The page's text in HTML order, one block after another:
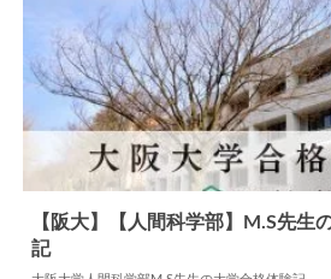
【阪大】【人間科学部】M.S先生
記